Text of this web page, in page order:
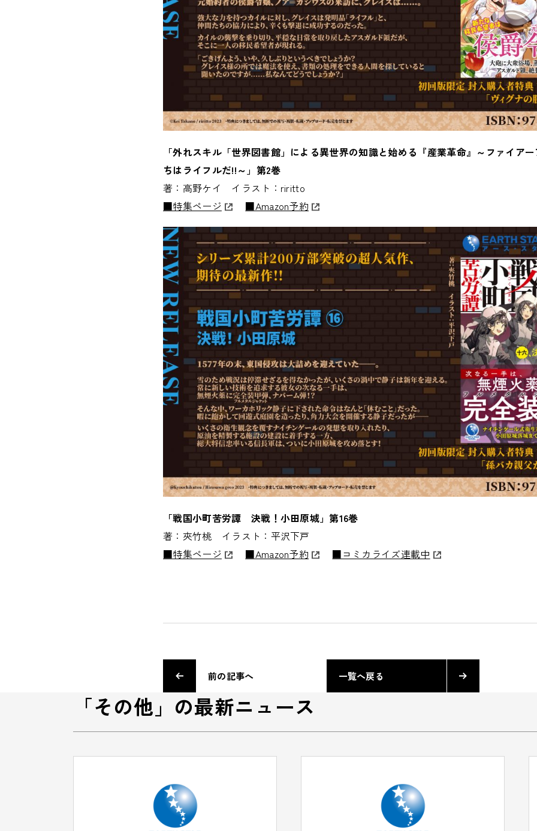
「外れスキル「世界図書館」による異世界の知識と始める『産業革命』～ファイア
ちはライフルだ!!～」第2巻
著：高野ケイ イラスト：riritto
■特集ページ
■Amazon予約
「戦国小町苦労譚 決戦！小田原城」第16巻
著：夾竹桃 イラスト：平沢下戸
■特集ページ
■Amazon予約 ■コミカライズ連載中
前の記事へ 一覧へ戻る
「その他」の最新ニュース